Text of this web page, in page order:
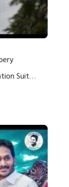
Suit